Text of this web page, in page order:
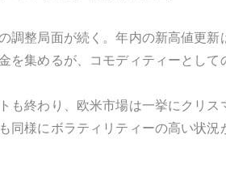
調整局面が続く。年内の新高値更
を集めるが、コモディティーとして
も終わり、欧米市場は一挙にクリ
同様にボラティリティーの高い状況